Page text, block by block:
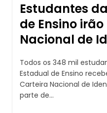
Estudantes
de Ensino
Nacional de
Todos os 348 mil
Estadual de Ensino
Carteira Nacional de
parte de...